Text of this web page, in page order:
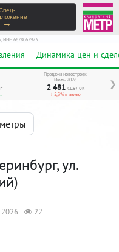
→
ИНН 6678067973
Динамика цен и
❯
Продажи новостроек
Июль 2026
2 481 сделок
↓ 5,3% к июню
ул.
22